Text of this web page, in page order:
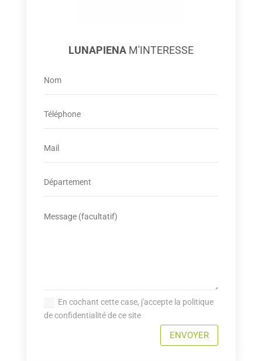
LUNAPIENA
En cochant cette case, j'accepte la politique
de confidentialité de ce site
ENVOYER